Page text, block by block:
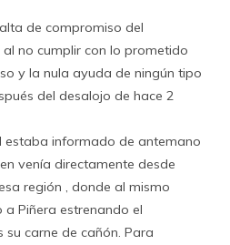
de compromiso del
no cumplir con lo prometido
y la nula ayuda de ningún tipo
del desalojo de hace 2
estaba informado de antemano
venía directamente desde
región , donde al mismo
Piñera estrenando el
su carne de cañón. Para